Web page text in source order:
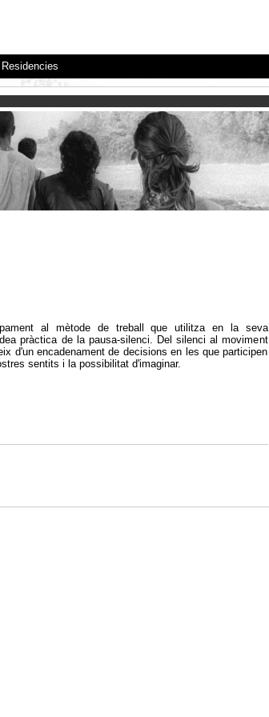
Residencies
al mètode de treball que utilitza en la seva
pràctica de la pausa-silenci. Del silenci al moviment
d'un encadenament de decisions en les que participen
sentits i la possibilitat d'imaginar.